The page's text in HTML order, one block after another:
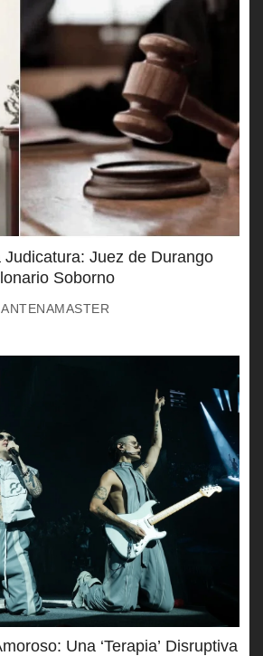
Judicatura: Juez de Durango
Soborno
ANTENAMASTER
Una ‘Terapia’ Disruptiva